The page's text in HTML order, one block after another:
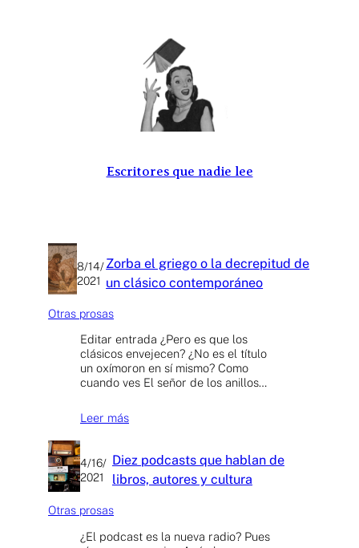
Escritores que nadie lee
8/14/
2021
Zorba el griego o la decrepitud de
un clásico contemporáneo
Otras prosas
Editar entrada ¿Pero es que los
clásicos envejecen? ¿No es el título
un oxímoron en sí mismo? Como
cuando ves El señor de los anillos…
Leer más
4/16/
2021
Diez podcasts que hablan de
libros, autores y cultura
Otras prosas
¿El podcast es la nueva radio? Pues